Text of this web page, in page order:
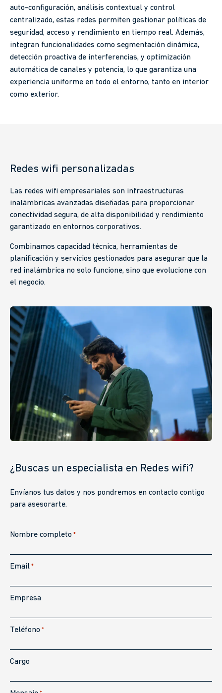
auto-configuración, análisis contextual y control
centralizado, estas redes permiten gestionar políticas de
seguridad, acceso y rendimiento en tiempo real. Además,
integran funcionalidades como segmentación dinámica,
detección proactiva de interferencias, y optimización
automática de canales y potencia, lo que garantiza una
experiencia uniforme en todo el entorno, tanto en interior
como exterior.
Redes wifi personalizadas
Las redes wifi empresariales son infraestructuras
inalámbricas avanzadas diseñadas para proporcionar
conectividad segura, de alta disponibilidad y rendimiento
garantizado en entornos corporativos.
Combinamos capacidad técnica, herramientas de
planificación y servicios gestionados para asegurar que la
red inalámbrica no solo funcione, sino que evolucione con
el negocio.
¿Buscas un especialista en Redes wifi?
Envíanos tus datos y nos pondremos en contacto contigo
para asesorarte.
Nombre completo *
Email *
Empresa
Teléfono *
Cargo